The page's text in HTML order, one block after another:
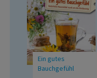
Ein gutes
Bauchgefühl